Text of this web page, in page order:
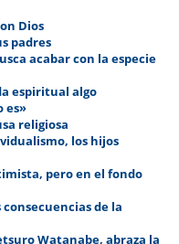
Dios
padres
acabar con la especie
espiritual algo
es»
religiosa
los hijos
pero en el fondo
de la
Watanabe, abraza la